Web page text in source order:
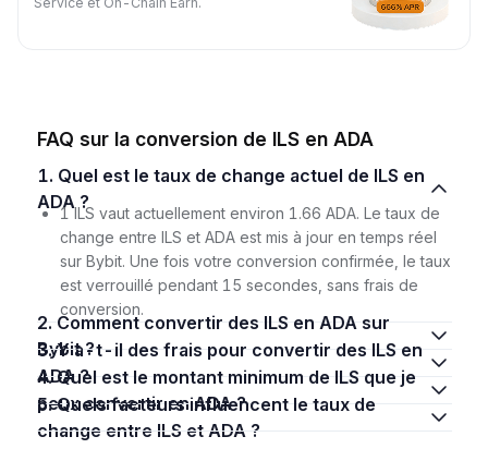
FAQ sur la conversion de ILS en ADA
1. Quel est le taux de change actuel de ILS en
ADA ?
1 ILS vaut actuellement environ 1.66 ADA. Le taux de
change entre ILS et ADA est mis à jour en temps réel
sur Bybit. Une fois votre conversion confirmée, le taux
est verrouillé pendant 15 secondes, sans frais de
conversion.
2. Comment convertir des ILS en ADA sur
Bybit ?
3. Y a-t-il des frais pour convertir des ILS en
ADA ?
4. Quel est le montant minimum de ILS que je
peux convertir en ADA ?
5. Quels facteurs influencent le taux de
change entre ILS et ADA ?